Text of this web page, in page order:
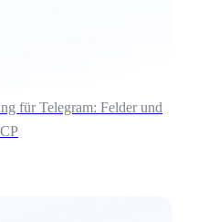
für Telegram: Felder und